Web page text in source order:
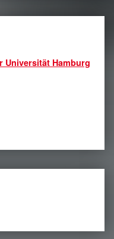
Universität Hamburg